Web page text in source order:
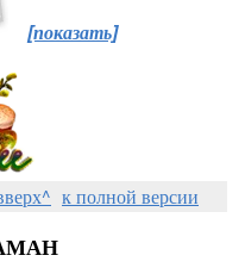
[показать]
к полной версии